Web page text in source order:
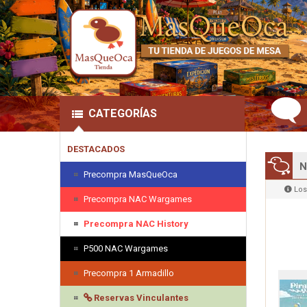
CATEGORÍAS
DESTACADOS
Precompra MasQueOca
Precompra NAC Wargames
Precompra NAC History
P500 NAC Wargames
Precompra 1 Armadillo
Reservas Vinculantes